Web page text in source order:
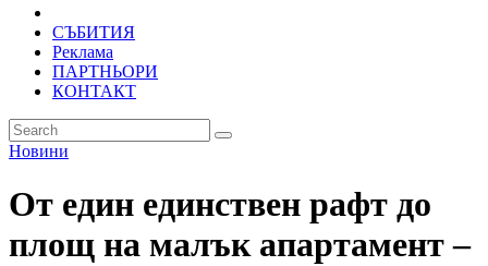
СЪБИТИЯ
Реклама
ПАРТНЬОРИ
КОНТАКТ
Новини
От един единствен рафт до
площ на малък апартамент –